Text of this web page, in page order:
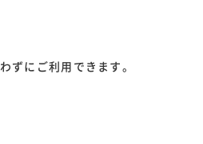
ずにご利用できます。